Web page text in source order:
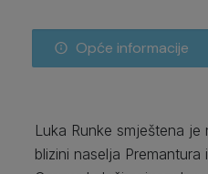
Opće informacije
Luka Runke smještena
blizini naselja